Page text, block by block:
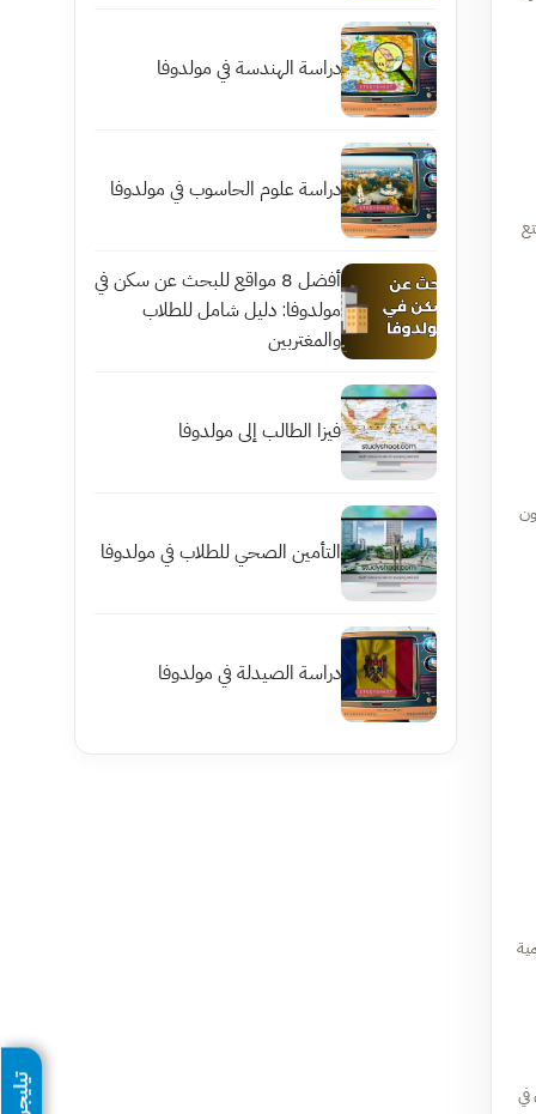
دراسة الهندسة في مولدوفا
دراسة علوم الحاسوب في مولدوفا
أفضل 8 مواقع للبحث عن سكن في
مولدوفا: دليل شامل للطلاب
والمغتربين
فيزا الطالب إلى مولدوفا
التأمين الصحي للطلاب في مولدوفا
دراسة الصيدلة في مولدوفا